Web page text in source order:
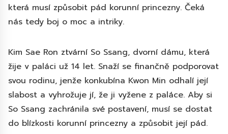
která musí způsobit pád korunní princezny. Čeká
nás tedy boj o moc a intriky.
Kim Sae Ron ztvární So Ssang, dvorní dámu, která
žije v paláci už 14 let. Snaží se finančně podporovat
svou rodinu, jenže konkubína Kwon Min odhalí její
slabost a vyhrožuje jí, že ji vyžene z paláce. Aby si
So Ssang zachránila své postavení, musí se dostat
do blízkosti korunní princezny a způsobit její pád.